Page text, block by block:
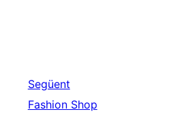
Següent
Fashion Shop